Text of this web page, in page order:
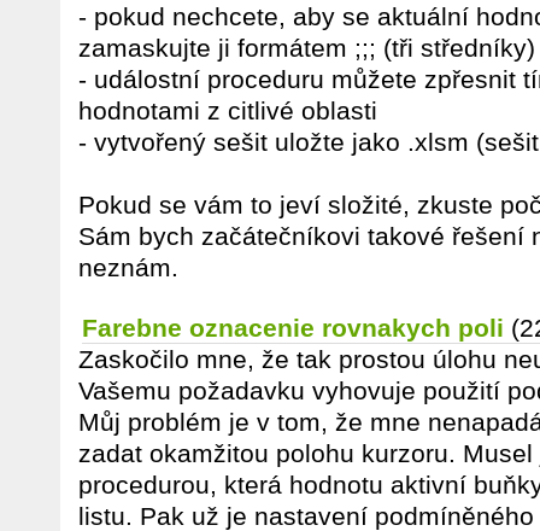
- pokud nechcete, aby se aktuální
zamaskujte ji formátem ;;; (tři středníky)
- událostní proceduru můžete zpřesnit
hodnotami z citlivé oblasti
- vytvořený sešit uložte jako .xlsm
Pokud se vám to jeví složité, zkuste
Sám bych začátečníkovi takové řešení
neznám.
Farebne oznacenie rovnakych poli
Zaskočilo mne, že tak prostou úlohu
Vašemu požadavku vyhovuje použití
Můj problém je v tom, že mne
zadat okamžitou polohu kurzoru.
procedurou, která hodnotu aktivní
listu. Pak už je nastavení